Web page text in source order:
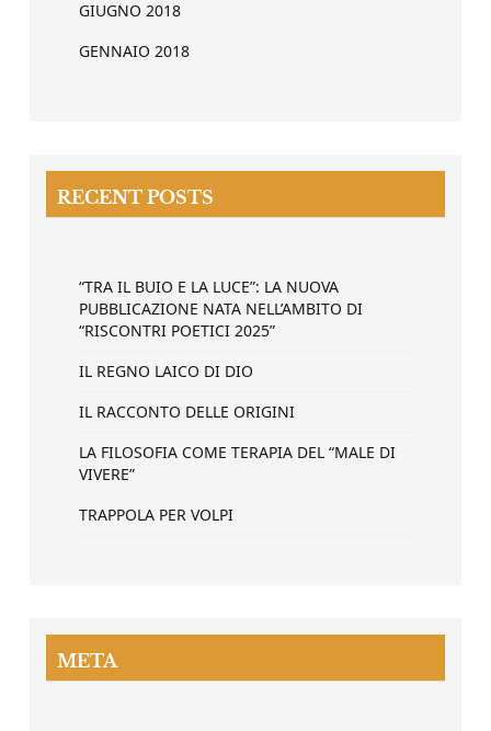
GIUGNO 2018
GENNAIO 2018
RECENT POSTS
“TRA IL BUIO E LA LUCE”: LA NUOVA
PUBBLICAZIONE NATA NELL’AMBITO DI
“RISCONTRI POETICI 2025”
IL REGNO LAICO DI DIO
IL RACCONTO DELLE ORIGINI
LA FILOSOFIA COME TERAPIA DEL “MALE DI
VIVERE”
TRAPPOLA PER VOLPI
META